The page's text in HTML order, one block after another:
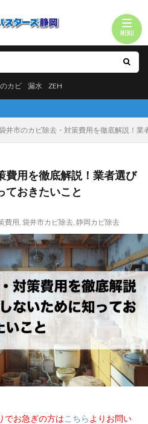
カビ 漏水 ZEH
井市のカビ除去・対策費用を徹底解説！
費用を徹底解説！業者選び
ておきたいこと
費用, 袋井市カビ除去, 静岡カビ除去
でお急ぎの方はこちら よりお問い